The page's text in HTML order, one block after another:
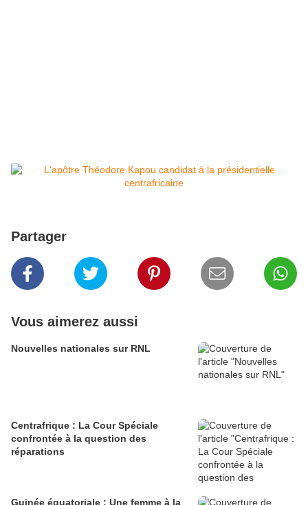
Partager
Vous aimerez aussi
Nouvelles nationales sur RNL
Centrafrique : La Cour Spéciale
confrontée à la question des
réparations
Guinée équatoriale : Une femme à la